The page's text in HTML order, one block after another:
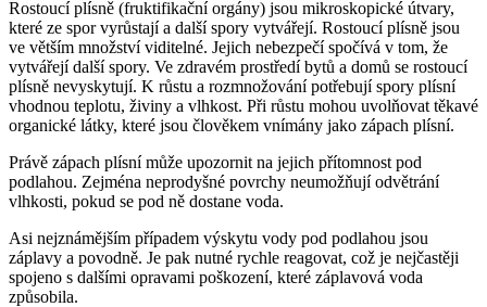
Rostoucí plísně (fruktifikační orgány) jsou mikroskopické útvary,
které ze spor vyrůstají a další spory vytvářejí. Rostoucí plísně jsou
ve větším množství viditelné. Jejich nebezpečí spočívá v tom, že
vytvářejí další spory. Ve zdravém prostředí bytů a domů se rostoucí
plísně nevyskytují. K růstu a rozmnožování potřebují spory plísní
vhodnou teplotu, živiny a vlhkost. Při růstu mohou uvolňovat těkavé
organické látky, které jsou člověkem vnímány jako zápach plísní.
Právě zápach plísní může upozornit na jejich přítomnost pod
podlahou. Zejména neprodyšné povrchy neumožňují odvětrání
vlhkosti, pokud se pod ně dostane voda.
Asi nejznámějším případem výskytu vody pod podlahou jsou
záplavy a povodně. Je pak nutné rychle reagovat, což je nejčastěji
spojeno s dalšími opravami poškození, které záplavová voda
způsobila.